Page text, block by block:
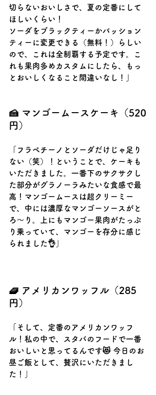
切らないおいしさで、夏の定番にして
ほしいくらい！
ソーダをブラックティーかパッション
ティーに変更できる（無料！）らしい
ので、これは全制覇する予定です。こ
れも果肉多めカスタムにしたら、もっ
とおいしくなること間違いなし！」
🍰 マンゴームースケーキ（520
円）
「フラペチーノとソーダだけじゃ足り
ない（笑）！ということで、ケーキも
いただきました。一番下のサクサクし
た部分がグラノーラみたいな食感で最
高！マンゴームースは超クリーミー
で、中には濃厚なマンゴーソースがと
ろ〜り。上にもマンゴー果肉がたっぷ
り乗っていて、マンゴーを存分に感じ
られました👌」
🧇 アメリカンワッフル（285
円）
「そして、定番のアメリカンワッフ
ル！私の中で、スタバのフードで一番
おいしいと思ってるんです😻 今日のお
昼ご飯として、贅沢にいただきまし
た！」